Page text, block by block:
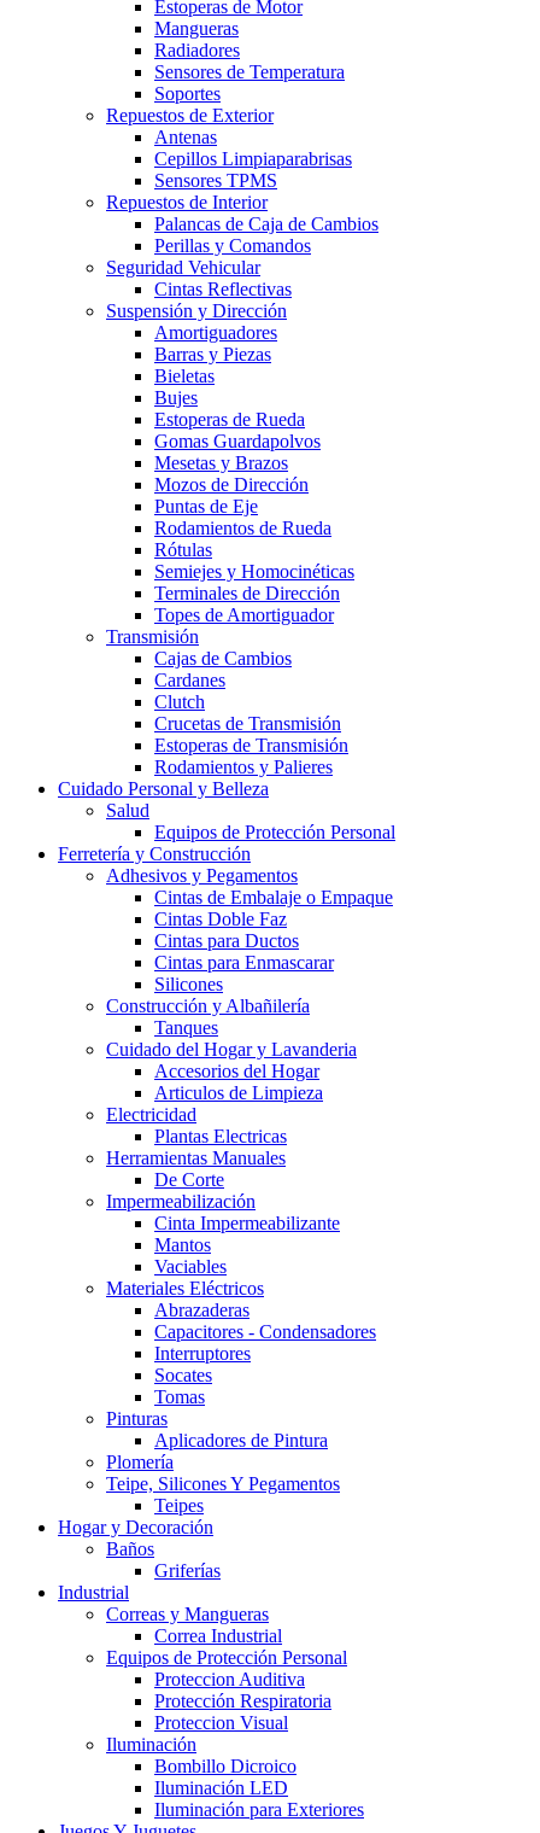
Estoperas de Motor
Mangueras
Radiadores
Sensores de Temperatura
Soportes
Repuestos de Exterior
Antenas
Cepillos Limpiaparabrisas
Sensores TPMS
Repuestos de Interior
Palancas de Caja de Cambios
Perillas y Comandos
Seguridad Vehicular
Cintas Reflectivas
Suspensión y Dirección
Amortiguadores
Barras y Piezas
Bieletas
Bujes
Estoperas de Rueda
Gomas Guardapolvos
Mesetas y Brazos
Mozos de Dirección
Puntas de Eje
Rodamientos de Rueda
Rótulas
Semiejes y Homocinéticas
Terminales de Dirección
Topes de Amortiguador
Transmisión
Cajas de Cambios
Cardanes
Clutch
Crucetas de Transmisión
Estoperas de Transmisión
Rodamientos y Palieres
Cuidado Personal y Belleza
Salud
Equipos de Protección Personal
Ferretería y Construcción
Adhesivos y Pegamentos
Cintas de Embalaje o Empaque
Cintas Doble Faz
Cintas para Ductos
Cintas para Enmascarar
Silicones
Construcción y Albañilería
Tanques
Cuidado del Hogar y Lavanderia
Accesorios del Hogar
Articulos de Limpieza
Electricidad
Plantas Electricas
Herramientas Manuales
De Corte
Impermeabilización
Cinta Impermeabilizante
Mantos
Vaciables
Materiales Eléctricos
Abrazaderas
Capacitores - Condensadores
Interruptores
Socates
Tomas
Pinturas
Aplicadores de Pintura
Plomería
Teipe, Silicones Y Pegamentos
Teipes
Hogar y Decoración
Baños
Griferías
Industrial
Correas y Mangueras
Correa Industrial
Equipos de Protección Personal
Proteccion Auditiva
Protección Respiratoria
Proteccion Visual
Iluminación
Bombillo Dicroico
Iluminación LED
Iluminación para Exteriores